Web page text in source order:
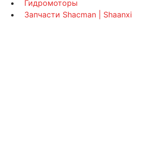
Гидромоторы
Запчасти Shacman | Shaanxi